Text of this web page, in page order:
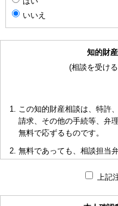
いいえ
知的財
(相談を受け
この知的財産相談は、特許
請求、その他の手続等、弁
無料で応ずるものです。
無料であっても、相談担当
もありますことを予めご了
上記